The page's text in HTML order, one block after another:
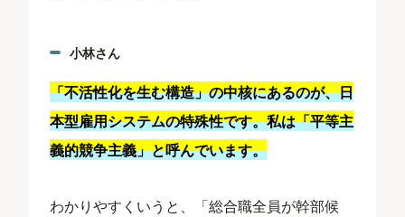
小林さん
「不活性化を生む構造」の中核にあるのが、日
本型雇用システムの特殊性です。私は「平等主
義的競争主義」と呼んでいます。
わかりやすくいうと、「総合職全員が幹部候